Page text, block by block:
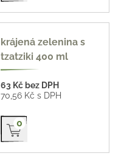
400 ml
krájená zelenina s
tzatziki 400 ml
63 Kč bez DPH
70,56 Kč s DPH
Přidat do košíku
0